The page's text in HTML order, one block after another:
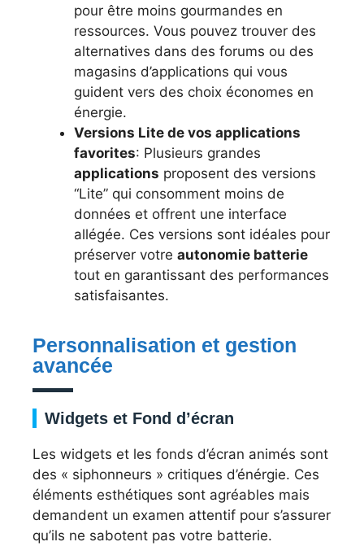
pour être moins gourmandes en
ressources. Vous pouvez trouver des
alternatives dans des forums ou des
magasins d’applications qui vous
guident vers des choix économes en
énergie.
Versions Lite de vos applications
favorites: Plusieurs grandes
applications proposent des versions
“Lite” qui consomment moins de
données et offrent une interface
allégée. Ces versions sont idéales pour
préserver votre autonomie batterie
tout en garantissant des performances
satisfaisantes.
Personnalisation et gestion
avancée
Widgets et Fond d’écran
Les widgets et les fonds d’écran animés sont
des « siphonneurs » critiques d’énérgie. Ces
éléments esthétiques sont agréables mais
demandent un examen attentif pour s’assurer
qu’ils ne sabotent pas votre batterie.